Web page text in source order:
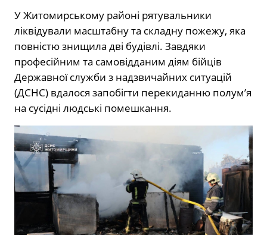
У Житомирському районі рятувальники
ліквідували масштабну та складну пожежу, яка
повністю знищила дві будівлі. Завдяки
професійним та самовідданим діям бійців
Державної служби з надзвичайних ситуацій
(ДСНС) вдалося запобігти перекиданню полум’я
на сусідні людські помешкання.